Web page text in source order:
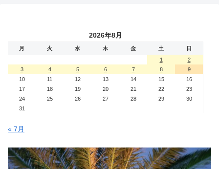
2026年8月
月 火 水 木 金 土
日
1
2
3
4 5 6 7 8
9
10
11 12 13 14 15
16
17
18 19 20 21 22
23
24
25 26 27 28 29
30
31
« 7月